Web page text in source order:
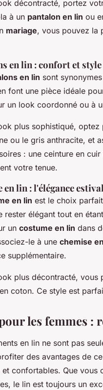
décontracté, portez
à un pantalon en lin ou
mariage, vous pouvez la
en lin : confort et style
en lin sont
font une pièce idéale
un look coordonné ou à
plus sophistiqué, optez
ou le gris anthracite, et
: une ceinture en
votre tenue.
en lin : l'élégance
en lin est le choix
rester élégant tout en
un costume en lin dans
le à une chemise
supplémentaire.
plus décontracté, vous
coton. Ce style est
les femmes :
en lin ne sont pas
des avantages de
et confortables. Que vous
le lin est toujours un